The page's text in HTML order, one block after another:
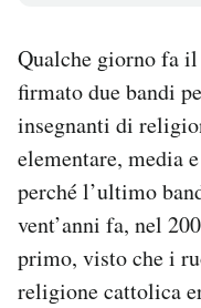
CALENDARIO
AREA PERSONALE
Area Personale
Notifiche mobile
Regala il Post
Hai bisogno di
Qualche giorno fa
firmato due bandi
insegnanti di
elementare, media
perché l’ultimo
vent’anni fa, nel
primo, visto che i
religione cattolica